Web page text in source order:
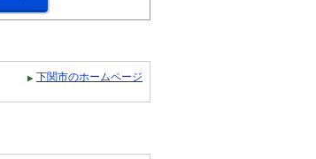
下関市のホームページ